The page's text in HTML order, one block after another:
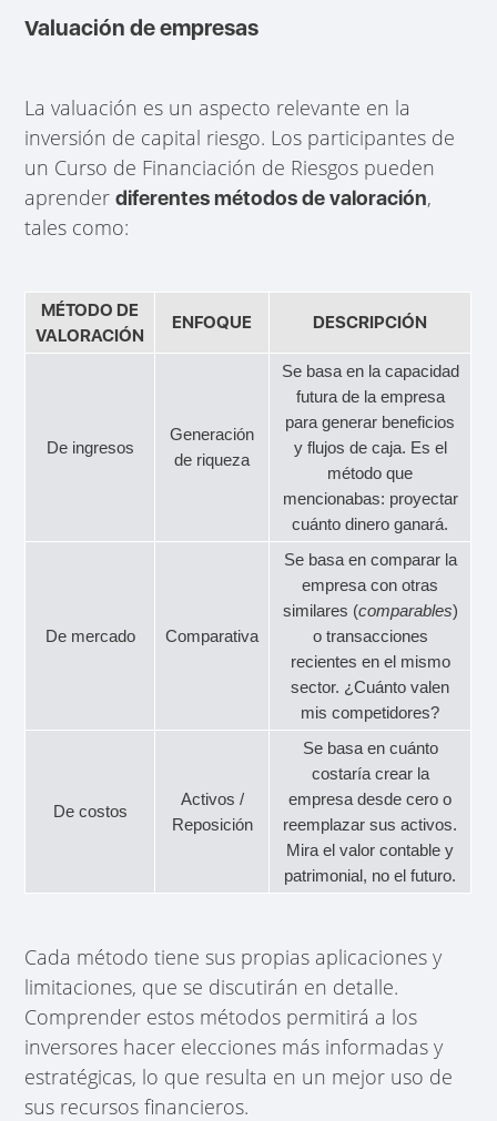
Valuación de empresas
La valuación es un aspecto relevante en la
inversión de capital riesgo. Los participantes de
un Curso de Financiación de Riesgos pueden
aprenderdiferentes métodos de valoración,
tales como:
MÉTODO DE
VALORACIÓN
ENFOQUE DESCRIPCIÓN
De ingresos
Generación
de riqueza
Se basa en la capacidad
futura de la empresa
para generar beneficios
y flujos de caja. Es el
método que
mencionabas: proyectar
cuánto dinero ganará.
De mercado Comparativa
Se basa en comparar la
empresa con otras
similares (comparables)
o transacciones
recientes en el mismo
sector. ¿Cuánto valen
mis competidores?
De costos
Activos /
Reposición
Se basa en cuánto
costaría crear la
empresa desde cero o
reemplazar sus activos.
Mira el valor contable y
patrimonial, no el futuro.
Cada método tiene sus propias aplicaciones y
limitaciones, que se discutirán en detalle.
Comprender estos métodos permitirá a los
inversores hacer elecciones más informadas y
estratégicas, lo que resulta en un mejor uso de
sus recursos financieros.